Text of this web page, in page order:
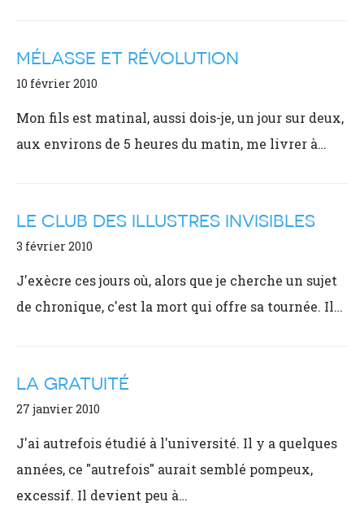
MÉLASSE ET RÉVOLUTION
10 février 2010
Mon fils est matinal, aussi dois-je, un jour sur deux,
aux environs de 5 heures du matin, me livrer à…
LE CLUB DES ILLUSTRES INVISIBLES
3 février 2010
J'exècre ces jours où, alors que je cherche un sujet
de chronique, c'est la mort qui offre sa tournée. Il…
LA GRATUITÉ
27 janvier 2010
J'ai autrefois étudié à l'université. Il y a quelques
années, ce "autrefois" aurait semblé pompeux,
excessif. Il devient peu à…